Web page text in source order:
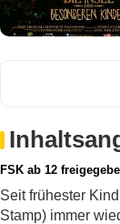
FSK ab 12
Seit frühester
Stamp) immer